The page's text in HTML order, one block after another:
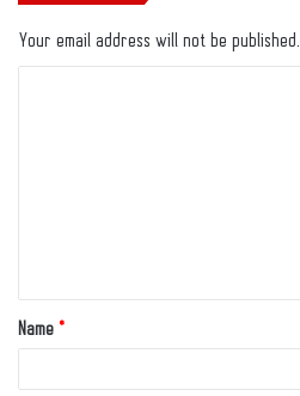
Your email address will not be published.
Name *